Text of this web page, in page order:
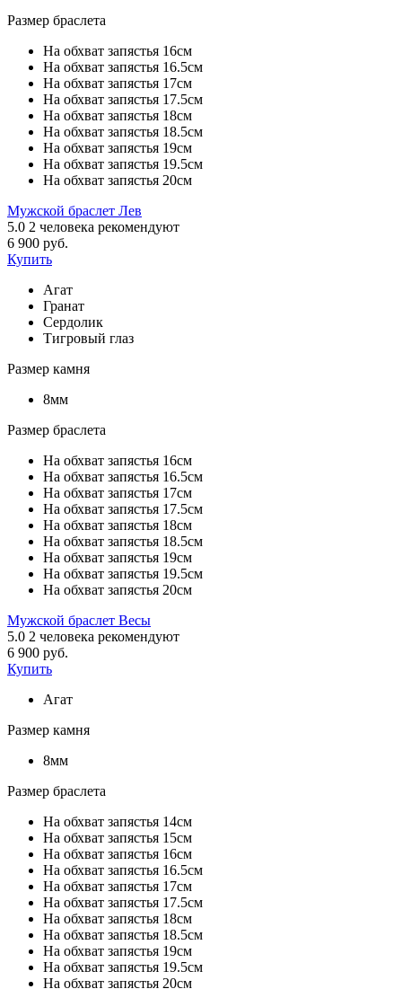
Размер браслета
На обхват запястья 16см
На обхват запястья 16.5см
На обхват запястья 17см
На обхват запястья 17.5см
На обхват запястья 18см
На обхват запястья 18.5см
На обхват запястья 19см
На обхват запястья 19.5см
На обхват запястья 20см
Мужской браслет Лев
5.0 2 человека рекомендуют
6 900 руб.
Купить
Агат
Гранат
Сердолик
Тигровый глаз
Размер камня
8мм
Размер браслета
На обхват запястья 16см
На обхват запястья 16.5см
На обхват запястья 17см
На обхват запястья 17.5см
На обхват запястья 18см
На обхват запястья 18.5см
На обхват запястья 19см
На обхват запястья 19.5см
На обхват запястья 20см
Мужской браслет Весы
5.0 2 человека рекомендуют
6 900 руб.
Купить
Агат
Размер камня
8мм
Размер браслета
На обхват запястья 14см
На обхват запястья 15см
На обхват запястья 16см
На обхват запястья 16.5см
На обхват запястья 17см
На обхват запястья 17.5см
На обхват запястья 18см
На обхват запястья 18.5см
На обхват запястья 19см
На обхват запястья 19.5см
На обхват запястья 20см